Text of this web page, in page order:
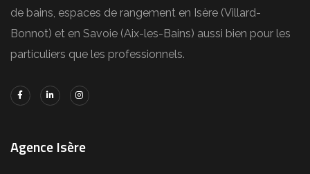
de bains, espaces de rangement en Isère (Villard-
Bonnot) et en Savoie (Aix-les-Bains) aussi bien pour les
particuliers que les professionnels.
Agence Isère